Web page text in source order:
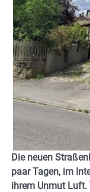
Die neuen
paar Tagen, im
ihrem Unmut Luft.